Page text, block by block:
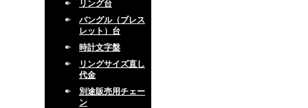
リング台
バングル（ブレス
レット）台
時計文字盤
リングサイズ直し
代金
別途販売用チェー
ン